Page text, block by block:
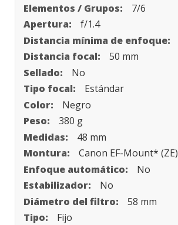
7/6
f/1.4
50 mm
No
Estándar
Negro
380 g
48 mm
Canon EF-Mount* (ZE)
No
No
58 mm
Fijo